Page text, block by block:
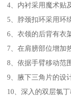
4、内衬采用魔术贴
5、脖颈扣环采用环
6、衣领的后背有衣
7、在肩膀部位增加
8、依据手臂移动范
9、腋下三角片的设
10、深入的双层氯丁